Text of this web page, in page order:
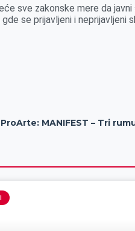
sve zakonske mere da javni
se prijavljeni i neprijavljeni